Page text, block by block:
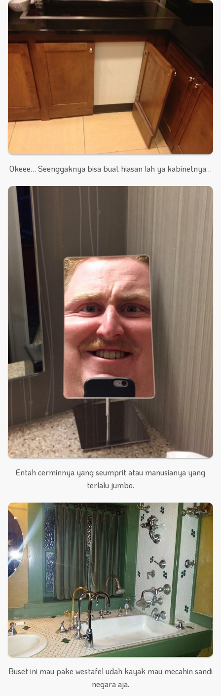
Okeee… Seenggaknya bisa buat hiasan lah ya kabinetnya…
Entah cerminnya yang seumprit atau manusianya yang
terlalu jumbo.
Buset ini mau pake westafel udah kayak mau mecahin sandi
negara aja.